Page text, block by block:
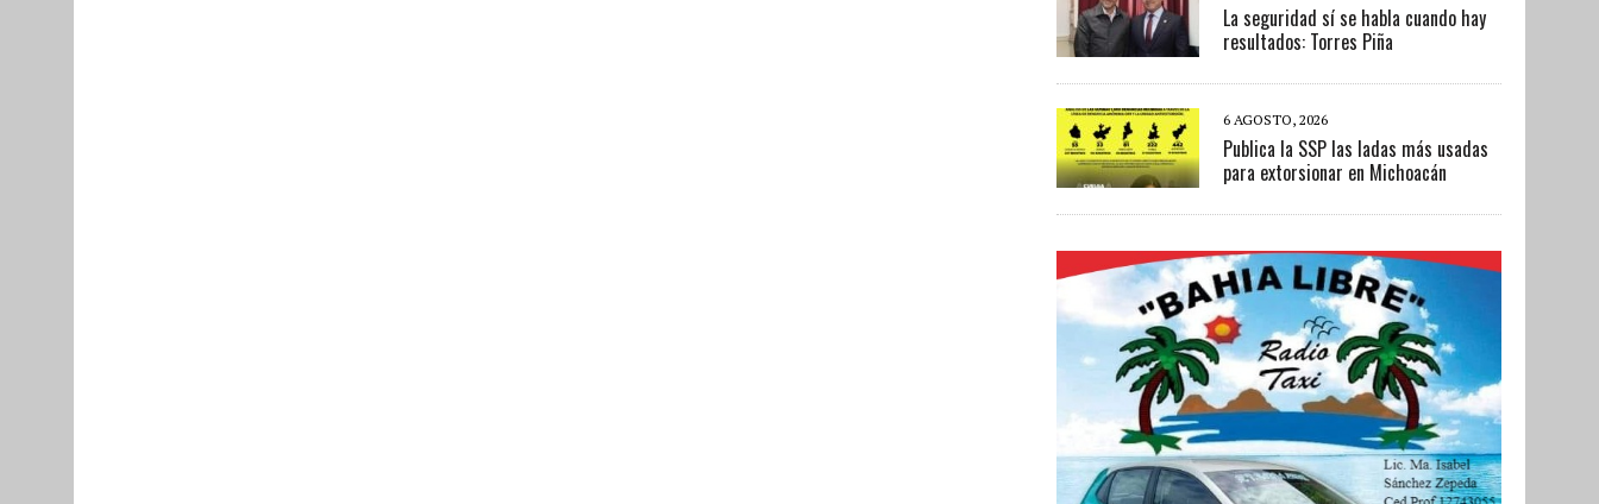
La seguridad sí se habla cuando hay
resultados: Torres Piña
6 AGOSTO, 2026
Publica la SSP las ladas más usadas
para extorsionar en Michoacán